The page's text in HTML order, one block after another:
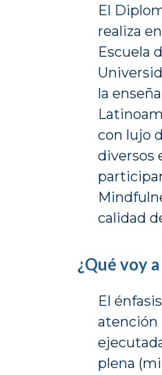
El
realiza
Escuela
la
con lujo
diversos
calidad
¿Qué voy
El
atención
plena